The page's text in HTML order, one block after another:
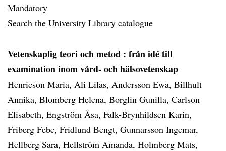
Mandatory
Search the University Library catalogue
Vetenskaplig teori och metod : från idé till
examination inom vård- och hälsovetenskap
Henricson Maria, Ali Lilas, Andersson Ewa, Billhult
Annika, Blomberg Helena, Borglin Gunilla, Carlson
Elisabeth, Engström Åsa, Falk-Brynhildsen Karin,
Friberg Febe, Fridlund Bengt, Gunnarsson Ingemar,
Hellberg Sara, Hellström Amanda, Holmberg Mats,